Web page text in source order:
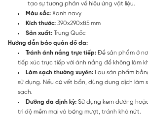
tạo sự tương phản về hiệu ứng vật liệu.
Màu sắc: Xanh navy
Kích thước: 390x290x85 mm
Sản xuất: Trung Quốc
Hướng dẫn bảo quản đồ da:
Tránh ánh nắng trực tiếp: Để sản phẩm ở
tiếp xúc trực tiếp với ánh nắng để không làm
Làm sạch thường xuyên: Lau sản phẩm
sử dụng. Nếu có vết bẩn, dùng dung dịch làm
sạch.
Dưỡng da định kỳ: Sử dụng kem dưỡng
trì độ mềm mại và bóng mượt, tránh khô nứt.